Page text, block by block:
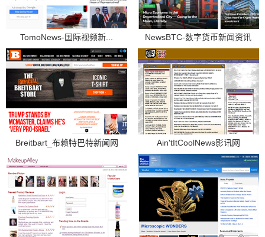
TomoNews-国际视频新... NewsBTC-数字货币新闻资讯
Breitbart_布赖特巴特新闻网 Ain'tItCoolNews影讯网